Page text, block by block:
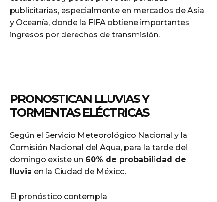
publicitarias, especialmente en mercados de Asia
y Oceanía, donde la FIFA obtiene importantes
ingresos por derechos de transmisión.
PRONOSTICAN LLUVIAS Y
TORMENTAS ELÉCTRICAS
Según el Servicio Meteorológico Nacional y la
Comisión Nacional del Agua, para la tarde del
domingo existe un 60% de probabilidad de
lluvia en la Ciudad de México.
El pronóstico contempla: